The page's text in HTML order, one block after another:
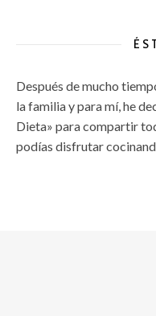
Después de mucho
la familia y para mí, he
Dieta» para compartir
podías disfrutar